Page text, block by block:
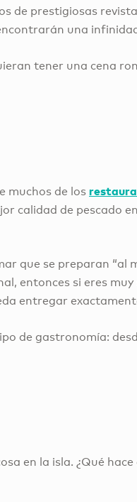
de prestigiosas
una
tener una cena
muchos de los
calidad de pescado
que se preparan “al
entonces si eres
entregar
de gastronomía:
en la isla. ¿Qué